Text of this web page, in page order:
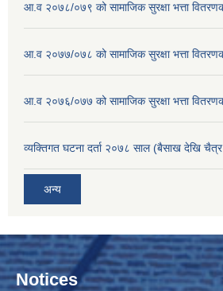
आ.व २०७८/०७९ को सामाजिक सुरक्षा भत्ता
आ.व २०७७/०७८ को सामाजिक सुरक्षा भत्ता
आ.व २०७६/०७७ को सामाजिक सुरक्षा भत्ता
व्यक्तिगत घटना दर्ता २०७८ साल (बैसाख देखि चैत्र
अन्य
Notices